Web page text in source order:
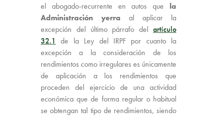
el abogado-recurrente en autos que la
Administración yerra al aplicar la
excepción del último párrafo del artículo
32.1
de la Ley del IRPF por cuanto la
excepción a la consideración de los
rendimientos como irregulares es únicamente
de aplicación a los rendimientos que
proceden del ejercicio de una actividad
económica que de forma regular o habitual
se obtengan tal tipo de rendimientos, siendo